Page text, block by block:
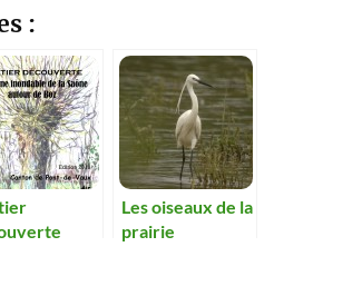
:
Les oiseaux de la
prairie